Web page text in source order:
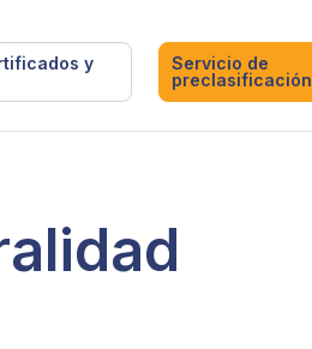
y
Servicio de
preclasificación